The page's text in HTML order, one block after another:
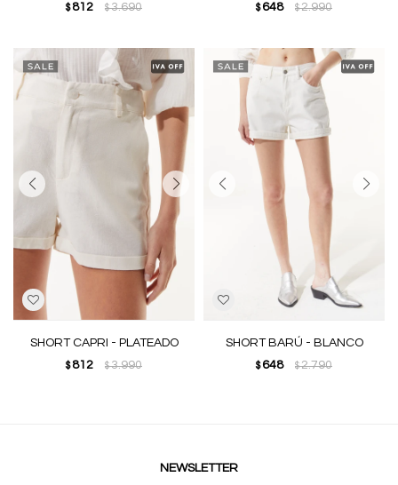
$ 812 $3.690 $ 648 $2.990
SHORT CAPRI - PLATEADO
$ 812 $3.990
SHORT BARÚ - BLANCO
$ 648 $2.790
NEWSLETTER